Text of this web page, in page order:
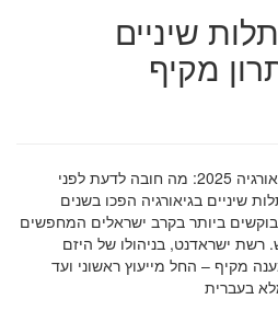
שיניים
מקיף
השתלות שיניים ושיקום פה בגיאורגיה 2025: מה חובה לדעת לפני
שיניים בגיאורגיה הפכו בשנים
ביותר בקרב ישראלים המחפשים
רשת ישראדנט, בניהולו של היזם
מקיף – החל מייעוץ ראשוני ועד